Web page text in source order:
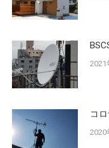
2021
コ
2020